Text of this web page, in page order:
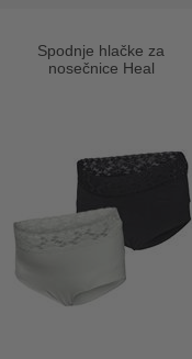
Spodnje hlačke za
nosečnice Heal